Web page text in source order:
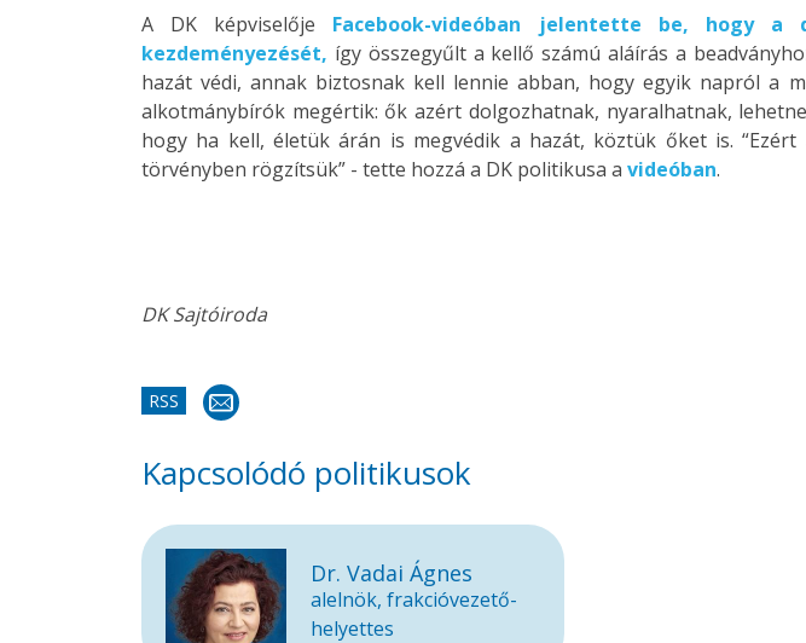
A DK képviselője Facebook-videóban jelentette be, hogy
kezdeményezését, így összegyűlt a kellő számú aláírás a
hazát védi, annak biztosnak kell lennie abban, hogy egyik napról a
alkotmánybírók megértik: ők azért dolgozhatnak, nyaralhatnak,
hogy ha kell, életük árán is megvédik a hazát, köztük őket is.
törvényben rögzítsük” - tette hozzá a DK politikusa a videóban.
DK Sajtóiroda
RSS
Kapcsolódó politikusok
Dr. Vadai Ágnes
alelnök, frakcióvezető-
helyettes